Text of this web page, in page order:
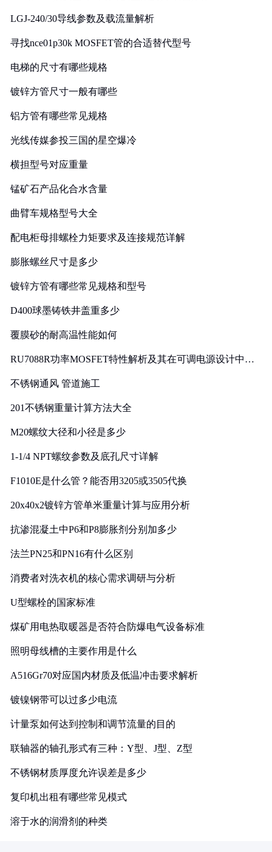
LGJ-240/30导线参数及载流量解析
寻找nce01p30k MOSFET管的合适替代型号
电梯的尺寸有哪些规格
镀锌方管尺寸一般有哪些
铝方管有哪些常见规格
光线传媒参投三国的星空爆冷
横担型号对应重量
锰矿石产品化合水含量
曲臂车规格型号大全
配电柜母排螺栓力矩要求及连接规范详解
膨胀螺丝尺寸是多少
镀锌方管有哪些常见规格和型号
D400球墨铸铁井盖重多少
覆膜砂的耐高温性能如何
RU7088R功率MOSFET特性解析及其在可调电源设计中的
不锈钢通风 管道施工
201不锈钢重量计算方法大全
M20螺纹大径和小径是多少
1-1/4 NPT螺纹参数及底孔尺寸详解
F1010E是什么管？能否用3205或3505代换
20x40x2镀锌方管单米重量计算与应用分析
抗渗混凝土中P6和P8膨胀剂分别加多少
法兰PN25和PN16有什么区别
消费者对洗衣机的核心需求调研与分析
U型螺栓的国家标准
煤矿用电热取暖器是否符合防爆电气设备标准
照明母线槽的主要作用是什么
A516Gr70对应国内材质及低温冲击要求解析
镀镍钢带可以过多少电流
计量泵如何达到控制和调节流量的目的
联轴器的轴孔形式有三种：Y型、J型、Z型
不锈钢材质厚度允许误差是多少
复印机出租有哪些常见模式
溶于水的润滑剂的种类